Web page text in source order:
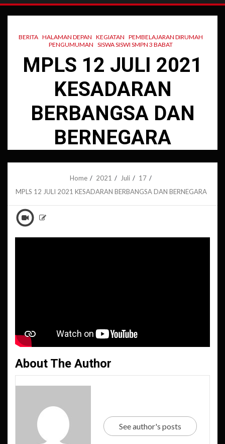
BERITA HALAMAN DEPAN KEGIATAN PEMBELAJARAN DIRUMAH
PENGUMUMAN SISWA SISWI SMPN 3 BABAT
MPLS 12 JULI 2021
KESADARAN
BERBANGSA DAN
BERNEGARA
Home 2021 Juli
17
MPLS 12 JULI 2021 KESADARAN BERBANGSA DAN BERNEGARA
About The Author
See author's posts